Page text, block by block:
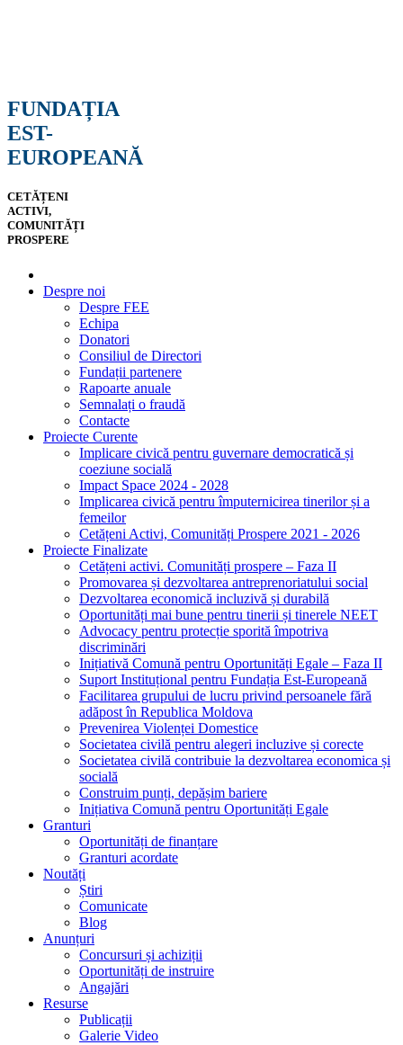
FUNDAȚIA
EST-
EUROPEANĂ
CETĂȚENI
ACTIVI,
COMUNITĂȚI
PROSPERE
Despre noi
Despre FEE
Echipa
Donatori
Consiliul de Directori
Fundații partenere
Rapoarte anuale
Semnalați o fraudă
Contacte
Proiecte Curente
Implicare civică pentru guvernare democratică și
coeziune socială
Impact Space 2024 - 2028
Implicarea civică pentru împuternicirea tinerilor și a
femeilor
Cetățeni Activi, Comunități Prospere 2021 - 2026
Proiecte Finalizate
Cetățeni activi. Comunități prospere – Faza II
Promovarea și dezvoltarea antreprenoriatului social
Dezvoltarea economică incluzivă și durabilă
Oportunități mai bune pentru tinerii și tinerele NEET
Advocacy pentru protecție sporită împotriva
discriminări
Inițiativă Comună pentru Oportunități Egale – Faza II
Suport Instituțional pentru Fundația Est-Europeană
Facilitarea grupului de lucru privind persoanele fără
adăpost în Republica Moldova
Prevenirea Violenței Domestice
Societatea civilă pentru alegeri incluzive și corecte
Societatea civilă contribuie la dezvoltarea economica și
socială
Construim punți, depășim bariere
Inițiativa Comună pentru Oportunități Egale
Granturi
Oportunități de finanțare
Granturi acordate
Noutăți
Știri
Comunicate
Blog
Anunțuri
Concursuri și achiziții
Oportunități de instruire
Angajări
Resurse
Publicații
Galerie Video